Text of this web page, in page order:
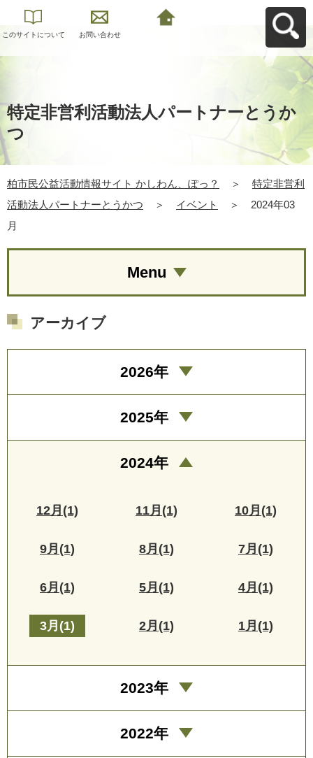
このサイトについて お問い合わせ
特定非営利活動法人パートナーとうか
つ
柏市民公益活動情報サイト かしわん、ぽっ？ ＞
特定非営利
活動法人パートナーとうかつ
＞ イベント ＞
2024年03
月
Menu
アーカイブ
2026年
2025年
2024年
12月(1) 11月(1) 10月(1)
9月(1) 8月(1) 7月(1)
6月(1) 5月(1) 4月(1)
3月(1) 2月(1) 1月(1)
2023年
2022年